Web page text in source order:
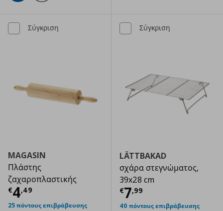
Σύγκριση
MAGASIN
Πλάστης
ζαχαροπλαστικής
€4,49
Τρέχουσα τιμή € 4,49
25 πόντους επιβράβευσης
Σύγκριση
LÄTTBAKAD
σχάρα στεγνώματος,
39x28 cm
€7,99
Τρέχουσα
40 πόντους επιβράβευσης